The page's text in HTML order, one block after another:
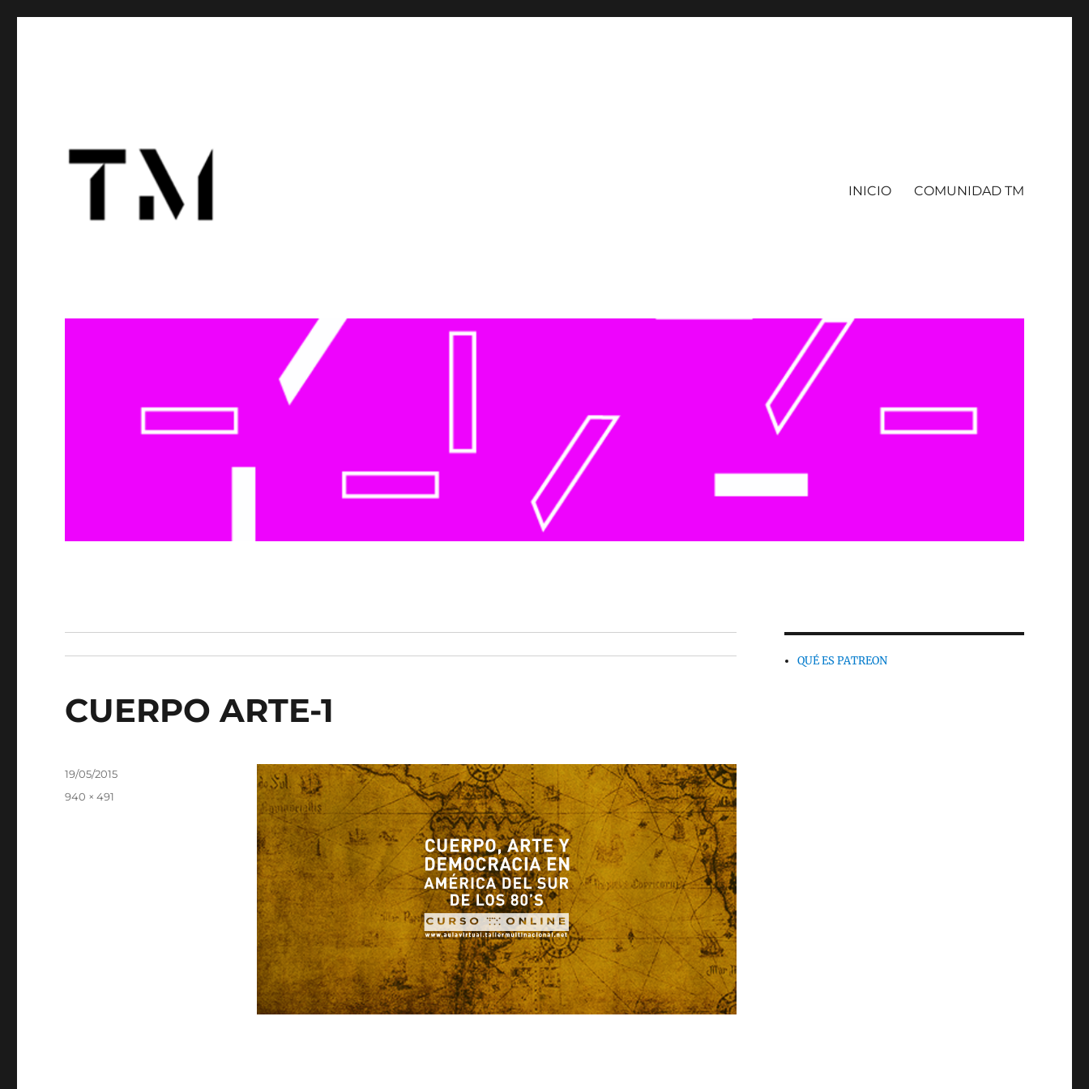
INICIO COMUNIDAD TM
CUERPO ARTE-1
Publicado
19/05/2015
Tamaño
940 × 491
QUÉ ES PATREON